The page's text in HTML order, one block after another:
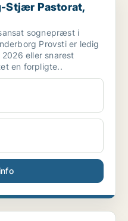
Stjær Pastorat,
sognepræst i
Provsti er ledig
eller snarest
en forpligte..
Pastorat, ...